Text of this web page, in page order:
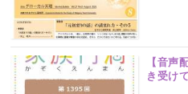
【音声
き受け